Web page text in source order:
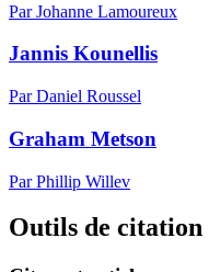
Par Johanne Lamoureux
Jannis Kounellis
Par Daniel Roussel
Graham Metson
Par Phillip Willev
Outils de citation